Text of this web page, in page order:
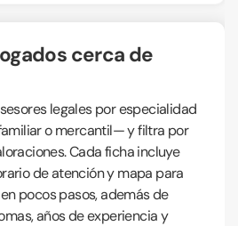
legales por especialidad
o mercantil— y filtra por
Cada ficha incluye
de atención y mapa para
pocos pasos, además de
años de experiencia y